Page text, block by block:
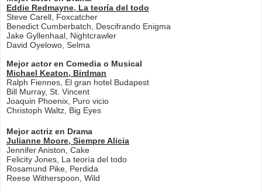
Eddie Redmayne, La teoría del todo
Steve Carell, Foxcatcher
Benedict Cumberbatch, Descifrando Enigma
Jake Gyllenhaal, Nightcrawler
David Oyelowo, Selma
Mejor actor en Comedia o Musical
Michael Keaton, Birdman
Ralph Fiennes, El gran hotel Budapest
Bill Murray, St. Vincent
Joaquin Phoenix, Puro vicio
Christoph Waltz, Big Eyes
Mejor actriz en Drama
Julianne Moore, Siempre Alicia
Jennifer Aniston, Cake
Felicity Jones, La teoría del todo
Rosamund Pike, Perdida
Reese Witherspoon, Wild